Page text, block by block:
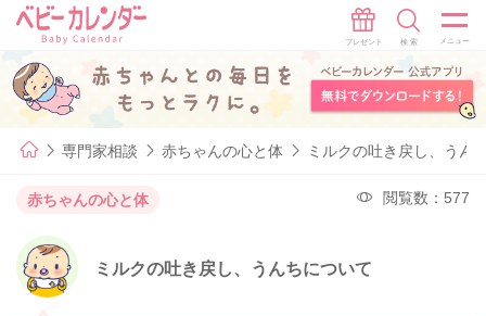
専門家相談 赤ちゃんの心と体 ミルクの吐き戻し、うん
赤ちゃんの心と体 閲覧数：577
ミルクの吐き戻し、うんちについて